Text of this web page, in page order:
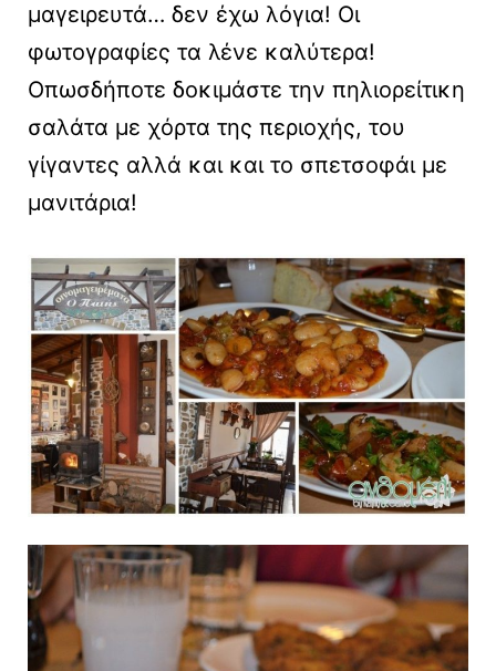
μαγειρευτά… δεν έχω λόγια! Οι
φωτογραφίες τα λένε καλύτερα!
Οπωσδήποτε δοκιμάστε την πηλιορείτικη
σαλάτα με χόρτα της περιοχής, του
γίγαντες αλλά και και το σπετσοφάι με
μανιτάρια!